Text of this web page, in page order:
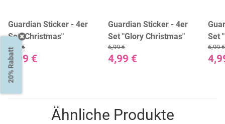
Guardian Sticker - 4er
Set "Christmas"
4,99 €
6,99 €
Guardian Sticker - 4er
Set "Glory Christmas"
4,99 €
6,99 €
Set
6,99 €
Ähnliche Produkte
20% Rabatt